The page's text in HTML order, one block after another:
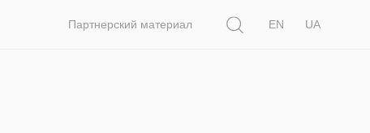
Партнерский материал
EN
UA